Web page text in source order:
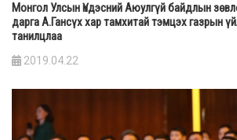
Монгол Улсын Үндэсний Аюулгүй байдлын
дарга А.Гансүх хар тамхитай тэмцэх газрын
танилцлаа
2019.04.22